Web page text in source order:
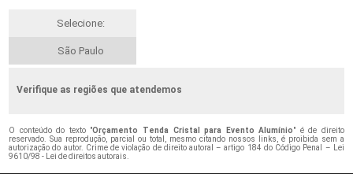
Selecione:
São Paulo
Verifique as regiões que atendemos
O conteúdo do texto "Orçamento Tenda Cristal para Evento Alumínio" é de direito
reservado. Sua reprodução, parcial ou total, mesmo citando nossos links, é proibida sem a
autorização do autor. Crime de violação de direito autoral – artigo 184 do Código Penal –
Lei
9610/98 - Lei de direitos autorais